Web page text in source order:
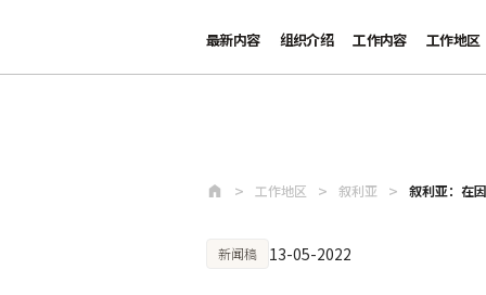
最新内容 组织介绍 工作内容 工作地区
工作地区 叙利亚 叙利亚：在
新闻稿 13-05-2022